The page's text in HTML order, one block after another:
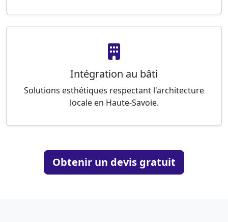
Intégration au bâti
Solutions esthétiques respectant l'architecture
locale en Haute-Savoie.
Obtenir un devis gratuit